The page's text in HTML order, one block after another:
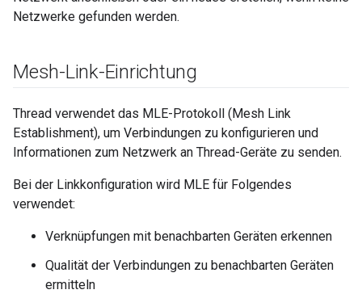
Netzwerke gefunden werden.
Mesh-Link-Einrichtung
Thread verwendet das MLE-Protokoll (Mesh Link
Establishment), um Verbindungen zu konfigurieren und
Informationen zum Netzwerk an Thread-Geräte zu senden.
Bei der Linkkonfiguration wird MLE für Folgendes
verwendet:
Verknüpfungen mit benachbarten Geräten erkennen
Qualität der Verbindungen zu benachbarten Geräten
ermitteln